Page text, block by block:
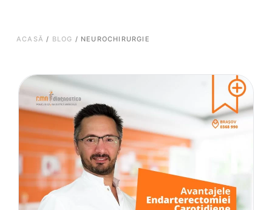
ACASĂ / BLOG / NEUROCHIRURGIE